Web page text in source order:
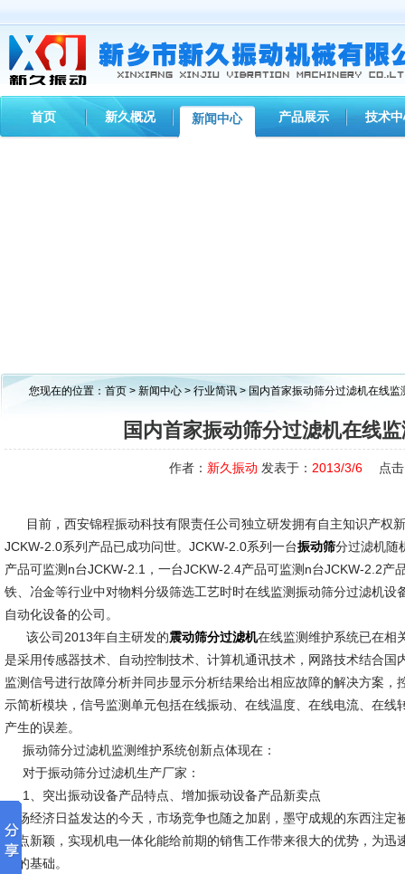
首页 新久概况 新闻中心 产品展示 技术
您现在的位置： 首页 > 新闻中心 > 行业简讯 > 国内首家振动筛分过滤机在线监
国内首家振动筛分过滤机在线
作者： 新久振动 发表于： 2013/3/6 点击
目前，西安锦程振动科技有限责任公司独立研发拥有自主知识产权
JCKW-2.0系列产品已成功问世。JCKW-2.0系列一台振动筛分过滤机随
产品可监测n台JCKW-2.1，一台JCKW-2.4产品可监测n台JCKW-2.2产
铁、冶金等行业中对物料分级筛选工艺时时在线监测振动筛分过滤机设
自动化设备的公司。
该公司2013年自主研发的震动筛分过滤机在线监测维护系统已在相
是采用传感器技术、自动控制技术、计算机通讯技术，网路技术结合国
监测信号进行故障分析并同步显示分析结果给出相应故障的解决方案，
示简析模块，信号监测单元包括在线振动、在线温度、在线电流、在线
产生的误差。
振动筛分过滤机监测维护系统创新点体现在：
对于振动筛分过滤机生产厂家：
1、突出振动设备产品特点、增加振动设备产品新卖点
市场经济日益发达的今天，市场竞争也随之加剧，墨守成规的东西注
卖点新颖，实现机电一体化能给前期的销售工作带来很大的优势，为迅
好的基础。